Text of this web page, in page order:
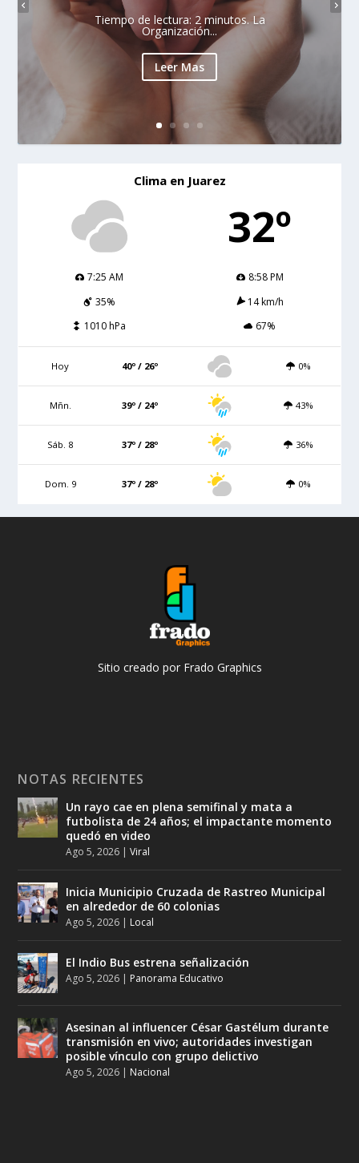
Tiempo de lectura: 2 minutos. La
Organización...
Leer Mas
Clima en Juarez
32º
7:25 AM
8:58 PM
35%
14 km/h
1010 hPa
67%
Hoy 40º / 26º 0%
Mñn. 39º / 24º 43%
Sáb. 8 37º / 28º 36%
Dom. 9 37º / 28º 0%
Sitio creado por Frado Graphics
NOTAS RECIENTES
Un rayo cae en plena semifinal y mata a
futbolista de 24 años; el impactante momento
quedó en video
Ago 5, 2026 |Viral
Inicia Municipio Cruzada de Rastreo Municipal
en alrededor de 60 colonias
Ago 5, 2026 | Local
El Indio Bus estrena señalización
Ago 5, 2026 | Panorama Educativo
Asesinan al influencer César Gastélum durante
transmisión en vivo; autoridades investigan
posible vínculo con grupo delictivo
Ago 5, 2026 | Nacional